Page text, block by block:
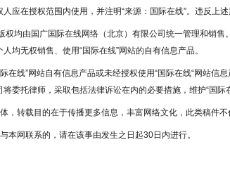
应在授权范围内使用，并注明“来源：国际在线”。违反上
权均由国广国际在线网络（北京）有限公司统一管理和销
均无权销售、使用“国际在线”网站的自有信息产品。
在线”网站自有信息产品或未经授权使用“国际在线“网站
委托律师，采取包括法律诉讼在内的必要措施，维护“国际
，转载目的在于传播更多信息，丰富网络文化，此类稿件不
本网联系的，请在该事由发生之日起30日内进行。